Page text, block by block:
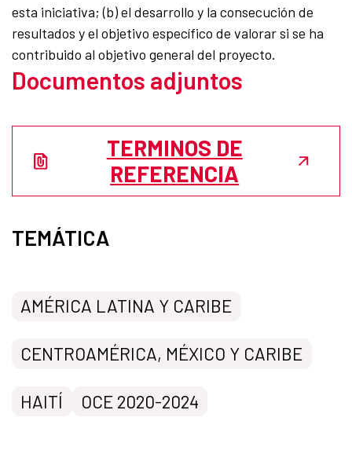
esta iniciativa; (b) el desarrollo y la consecución de
resultados y el objetivo específico de valorar si se ha
contribuido al objetivo general del proyecto.
Documentos adjuntos
TERMINOS DE
REFERENCIA
TEMÁTICA
AMÉRICA LATINA Y CARIBE
CENTROAMÉRICA, MÉXICO Y CARIBE
HAITÍ OCE 2020-2024